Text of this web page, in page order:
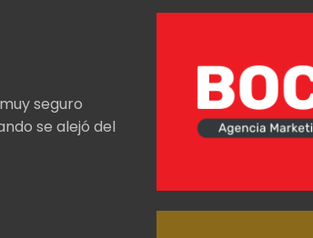
seguro
se alejó del